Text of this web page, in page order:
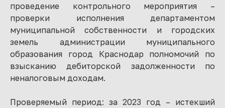
проведение контрольного мероприятия –
проверки исполнения департаментом
муниципальной собственности и городских
земель администрации муниципального
образования город Краснодар полномочий по
взысканию дебиторской задолженности по
неналоговым доходам.
Проверяемый период: за 2023 год – истекший